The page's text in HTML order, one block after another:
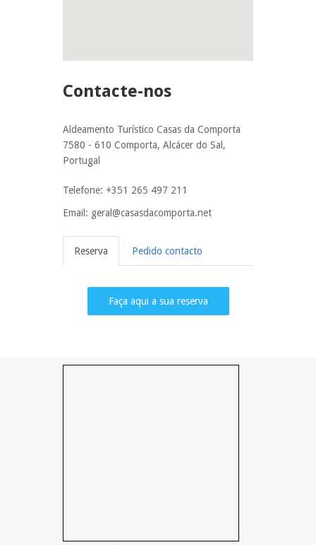
Contacte-nos
Aldeamento Turístico Casas da Comporta
7580 - 610 Comporta, Alcácer do Sal,
Portugal
Telefone: +351 265 497 211
Email: geral@casasdacomporta.net
Reserva Pedido contacto
Faça aqui a sua reserva